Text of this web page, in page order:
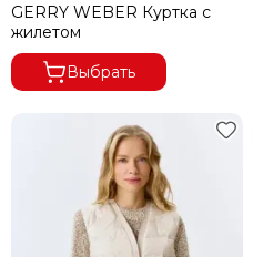
GERRY WEBER Куртка с
жилетом
Выбрать